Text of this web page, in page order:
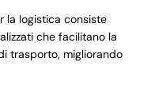
la logistica consiste
che facilitano la
trasporto, migliorando